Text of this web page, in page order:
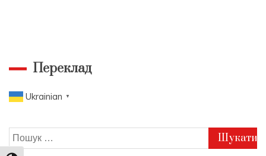
Переклад
Ukrainian ▼
Пошук: